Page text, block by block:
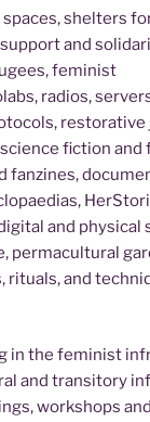
shelters
and
feminist
radios,
restorative
fiction and
fanzines,
and physical
permacultural
rituals, and
in the feminist
and transitory
workshops